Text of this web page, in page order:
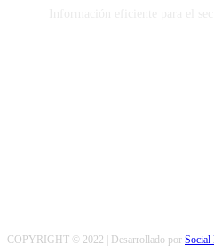
COPYRIGHT © 2022 | Desarrollado por Social